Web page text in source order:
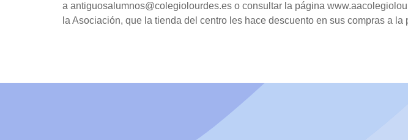
a antiguosalumnos@colegiolourdes.es o consultar la página
la Asociación, que la tienda del centro les hace descuento en sus compras a